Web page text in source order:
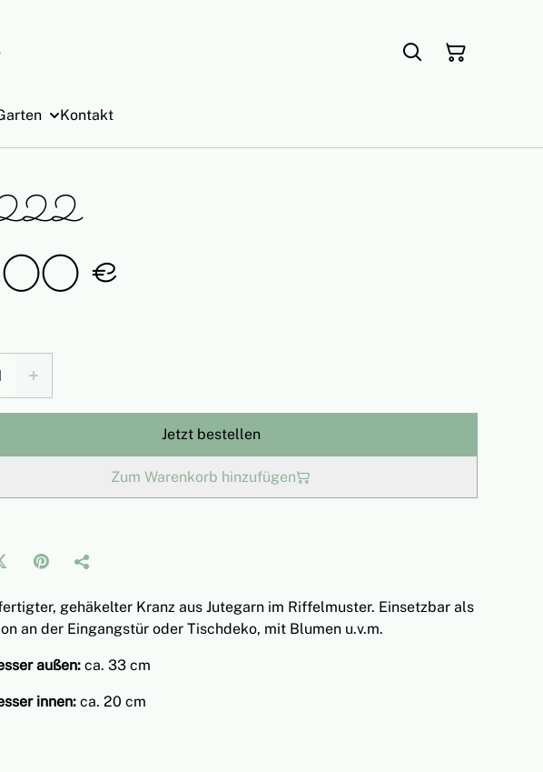
Kontakt
€
Jetzt bestellen
Zum Warenkorb hinzufügen
gehäkelter Kranz aus Jutegarn im Riffelmuster. Einsetzbar als
an der Eingangstür oder Tischdeko, mit Blumen u.v.m.
außen: ca. 33 cm
innen: ca. 20 cm